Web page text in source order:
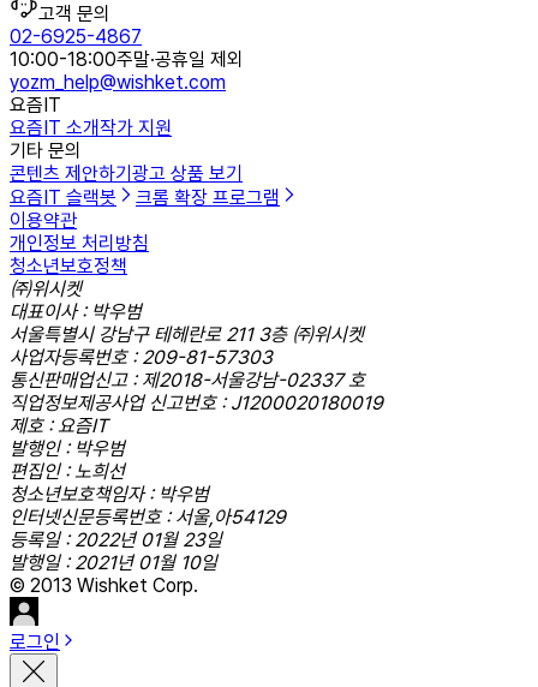
고객 문의
02-6925-4867
10:00-18:00주말·공휴일 제외
yozm_help@wishket.com
요즘IT
요즘IT 소개작가 지원
기타 문의
콘텐츠 제안하기광고 상품 보기
요즘IT 슬랙봇
크롬 확장 프로그램
이용약관
개인정보 처리방침
청소년보호정책
㈜위시켓
대표이사 : 박우범
서울특별시 강남구 테헤란로 211 3층 ㈜위시켓
사업자등록번호 : 209-81-57303
통신판매업신고 : 제2018-서울강남-02337 호
직업정보제공사업 신고번호 : J1200020180019
제호 : 요즘IT
발행인 : 박우범
편집인 : 노희선
청소년보호책임자 : 박우범
인터넷신문등록번호 : 서울,아54129
등록일 : 2022년 01월 23일
발행일 : 2021년 01월 10일
© 2013 Wishket Corp.
로그인